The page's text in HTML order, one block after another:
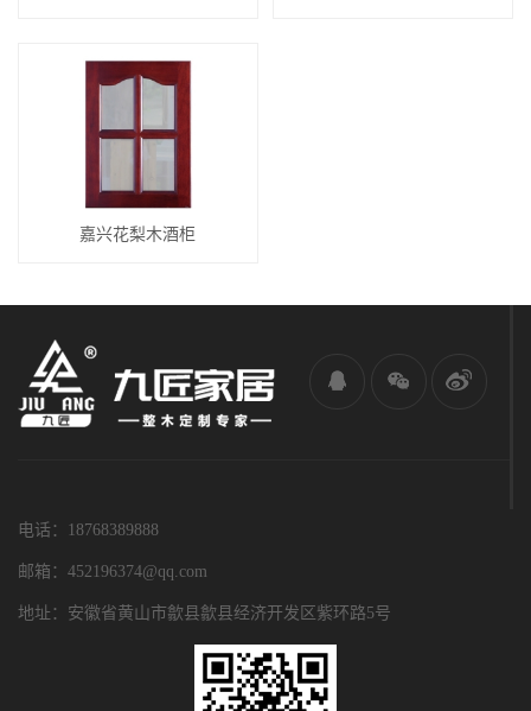
嘉兴花梨木酒柜
电话：18768389888
邮箱：452196374@qq.com
地址：安徽省黄山市歙县歙县经济开发区紫环路5号